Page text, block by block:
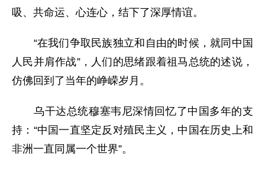
吸、共命运、心连心，结下了深厚情谊。
“在我们争取民族独立和自由的时候，就同中国
人民并肩作战”，人们的思绪跟着祖马总统的述说，
仿佛回到了当年的峥嵘岁月。
乌干达总统穆塞韦尼深情回忆了中国多年的支
持：“中国一直坚定反对殖民主义，中国在历史上和
非洲一直同属一个世界”。